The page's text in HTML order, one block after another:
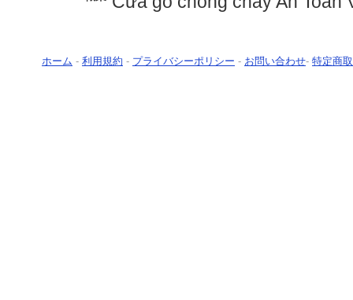
ホーム - 利用規約 - プライバシーポリシー - お問い合わせ- 特定商